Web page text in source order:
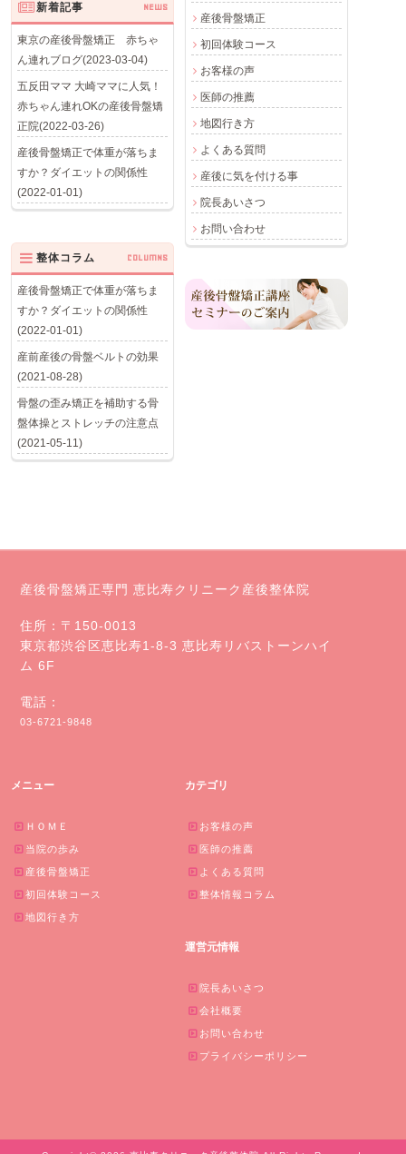
産後骨盤矯正
初回体験コース
お客様の声
医師の推薦
地図行き方
よくある質問
産後に気を付ける事
院長あいさつ
お問い合わせ
新着記事 NEWS
東京の産後骨盤矯正 赤ちゃ
ん連れブログ(2023-03-04)
五反田ママ 大崎ママに人気！
赤ちゃん連れOKの産後骨盤矯
正院(2022-03-26)
産後骨盤矯正で体重が落ちま
すか？ダイエットの関係性
(2022-01-01)
整体コラム COLUMNS
産後骨盤矯正で体重が落ちま
すか？ダイエットの関係性
(2022-01-01)
産前産後の骨盤ベルトの効果
(2021-08-28)
骨盤の歪み矯正を補助する骨
盤体操とストレッチの注意点
(2021-05-11)
産後骨盤矯正専門 恵比寿クリニーク産後整体院
住所：〒150-0013
東京都渋谷区恵比寿1-8-3 恵比寿リバストーンハイ
ム 6F
電話：
03-6721-9848
メニュー
ＨＯＭＥ
当院の歩み
産後骨盤矯正
初回体験コース
地図行き方
カテゴリ
お客様の声
医師の推薦
よくある質問
整体情報コラム
運営元情報
院長あいさつ
会社概要
お問い合わせ
プライバシーポリシー